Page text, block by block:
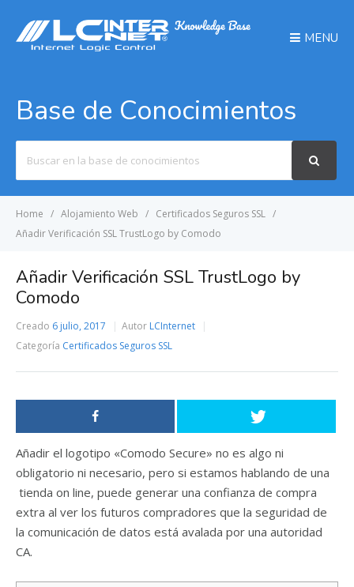
MENU
Base de Conocimientos
For
Home Alojamiento Web
Certificados Seguros SSL
Añadir Verificación SSL TrustLogo by Comodo
Añadir Verificación SSL TrustLogo by
Comodo
Creado 6 julio, 2017 Autor LCInternet
Categoría Certificados Seguros SSL
Añadir el logotipo «Comodo Secure» no es algo ni
obligatorio ni necesario, pero si estamos hablando de una
tienda on line, puede generar una confianza de compra
extra al ver los futuros compradores que la seguridad de
la comunicación de datos está avalada por una autoridad
CA.